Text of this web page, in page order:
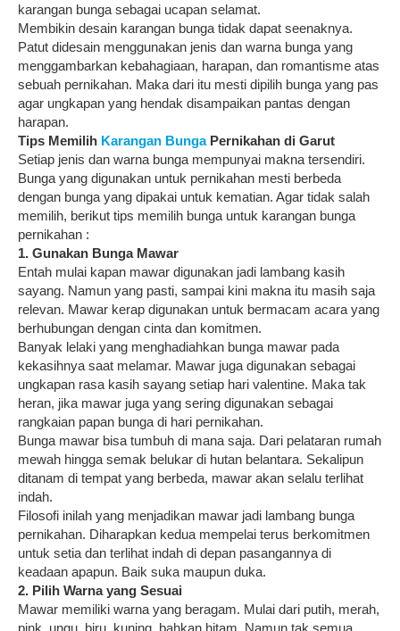
karangan bunga sebagai ucapan selamat.
Membikin desain karangan bunga tidak dapat seenaknya.
Patut didesain menggunakan jenis dan warna bunga yang
menggambarkan kebahagiaan, harapan, dan romantisme atas
sebuah pernikahan. Maka dari itu mesti dipilih bunga yang pas
agar ungkapan yang hendak disampaikan pantas dengan
harapan.
Tips Memilih Karangan BungaPernikahan di Garut
Setiap jenis dan warna bunga mempunyai makna tersendiri.
Bunga yang digunakan untuk pernikahan mesti berbeda
dengan bunga yang dipakai untuk kematian. Agar tidak salah
memilih, berikut tips memilih bunga untuk karangan bunga
pernikahan :
1. Gunakan Bunga Mawar
Entah mulai kapan mawar digunakan jadi lambang kasih
sayang. Namun yang pasti, sampai kini makna itu masih saja
relevan. Mawar kerap digunakan untuk bermacam acara yang
berhubungan dengan cinta dan komitmen.
Banyak lelaki yang menghadiahkan bunga mawar pada
kekasihnya saat melamar. Mawar juga digunakan sebagai
ungkapan rasa kasih sayang setiap hari valentine. Maka tak
heran, jika mawar juga yang sering digunakan sebagai
rangkaian papan bunga di hari pernikahan.
Bunga mawar bisa tumbuh di mana saja. Dari pelataran rumah
mewah hingga semak belukar di hutan belantara. Sekalipun
ditanam di tempat yang berbeda, mawar akan selalu terlihat
indah.
Filosofi inilah yang menjadikan mawar jadi lambang bunga
pernikahan. Diharapkan kedua mempelai terus berkomitmen
untuk setia dan terlihat indah di depan pasangannya di
keadaan apapun. Baik suka maupun duka.
2. Pilih Warna yang Sesuai
Mawar memiliki warna yang beragam. Mulai dari putih, merah,
pink, ungu, biru, kuning, bahkan hitam. Namun tak semua